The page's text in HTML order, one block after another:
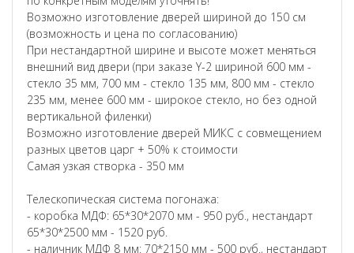
Возможно изготовление дверей шириной до 150 см
(возможность и цена по согласованию)
При нестандартной ширине и высоте может меняться
внешний вид двери (при заказе Y-2 шириной 600 мм -
стекло 35 мм, 700 мм - стекло 135 мм, 800 мм - стекло
235 мм, менее 600 мм - широкое стекло, но без одной
вертикальной филенки)
Возможно изготовление дверей МИКС с совмещением
разных цветов царг + 50% к стоимости
Самая узкая створка - 350 мм
Телескопическая система погонажа:
- коробка МДФ: 65*30*2070 мм - 950 руб., нестандарт
65*30*2500 мм - 1520 руб.
- наличник МДФ 8 мм: 70*2150 мм - 500 руб., нестандарт